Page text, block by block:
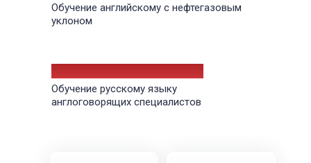
Обучение английскому с нефтегазовым
уклоном
Обучение русскому языку
англоговорящих специалистов